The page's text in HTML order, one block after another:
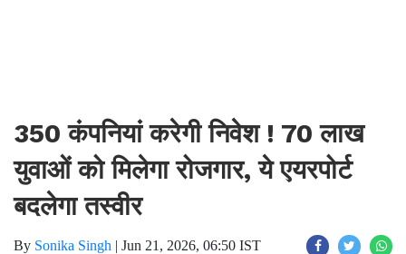
350 कंपनियां करेगी निवेश ! 70 लाख
युवाओं को मिलेगा रोजगार, ये एयरपोर्ट
बदलेगा तस्वीर
By Sonika Singh | Jun 21, 2026, 06:50 IST